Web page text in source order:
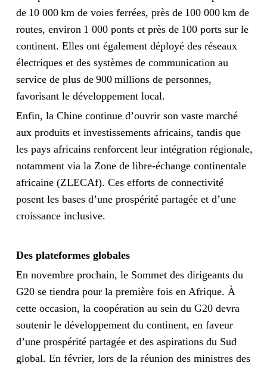
de 10 000 km de voies ferrées, près de 100 000 km de
routes, environ 1 000 ponts et près de 100 ports sur le
continent. Elles ont également déployé des réseaux
électriques et des systèmes de communication au
service de plus de 900 millions de personnes,
favorisant le développement local.
Enfin, la Chine continue d’ouvrir son vaste marché
aux produits et investissements africains, tandis que
les pays africains renforcent leur intégration régionale,
notamment via la Zone de libre-échange continentale
africaine (ZLECAf). Ces efforts de connectivité
posent les bases d’une prospérité partagée et d’une
croissance inclusive.
Des plateformes globales
En novembre prochain, le Sommet des dirigeants du
G20 se tiendra pour la première fois en Afrique. À
cette occasion, la coopération au sein du G20 devra
soutenir le développement du continent, en faveur
d’une prospérité partagée et des aspirations du Sud
global. En février, lors de la réunion des ministres des